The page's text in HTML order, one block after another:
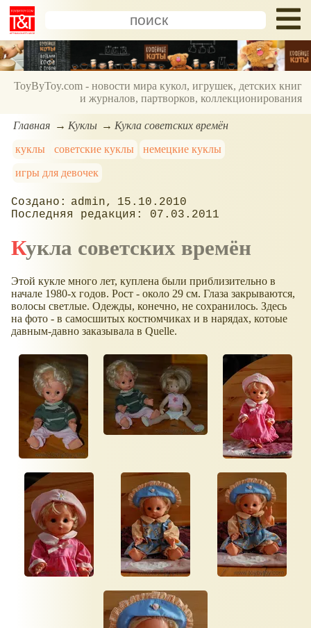
ToyByToy.com - новости мира кукол, игрушек, детских книг
и журналов, партворков, коллекционирования
Главная Куклы
Кукла советских времён
куклы
советские куклы
немецкие куклы
игры для девочек
admin
15.10.2010
07.03.2011
Кукла советских времён
Этой кукле много лет, куплена были приблизительно в
начале 1980-х годов. Рост - около 29 см. Глаза закрываются,
волосы светлые. Одежды, конечно, не сохранилось. Здесь
на фото - в самосшитых костюмчиках и в нарядах, котоые
давным-давно заказывала в Quelle.